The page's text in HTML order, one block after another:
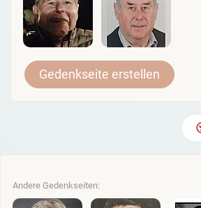
Gedenkseite erstellen
Andere Gedenkseiten: